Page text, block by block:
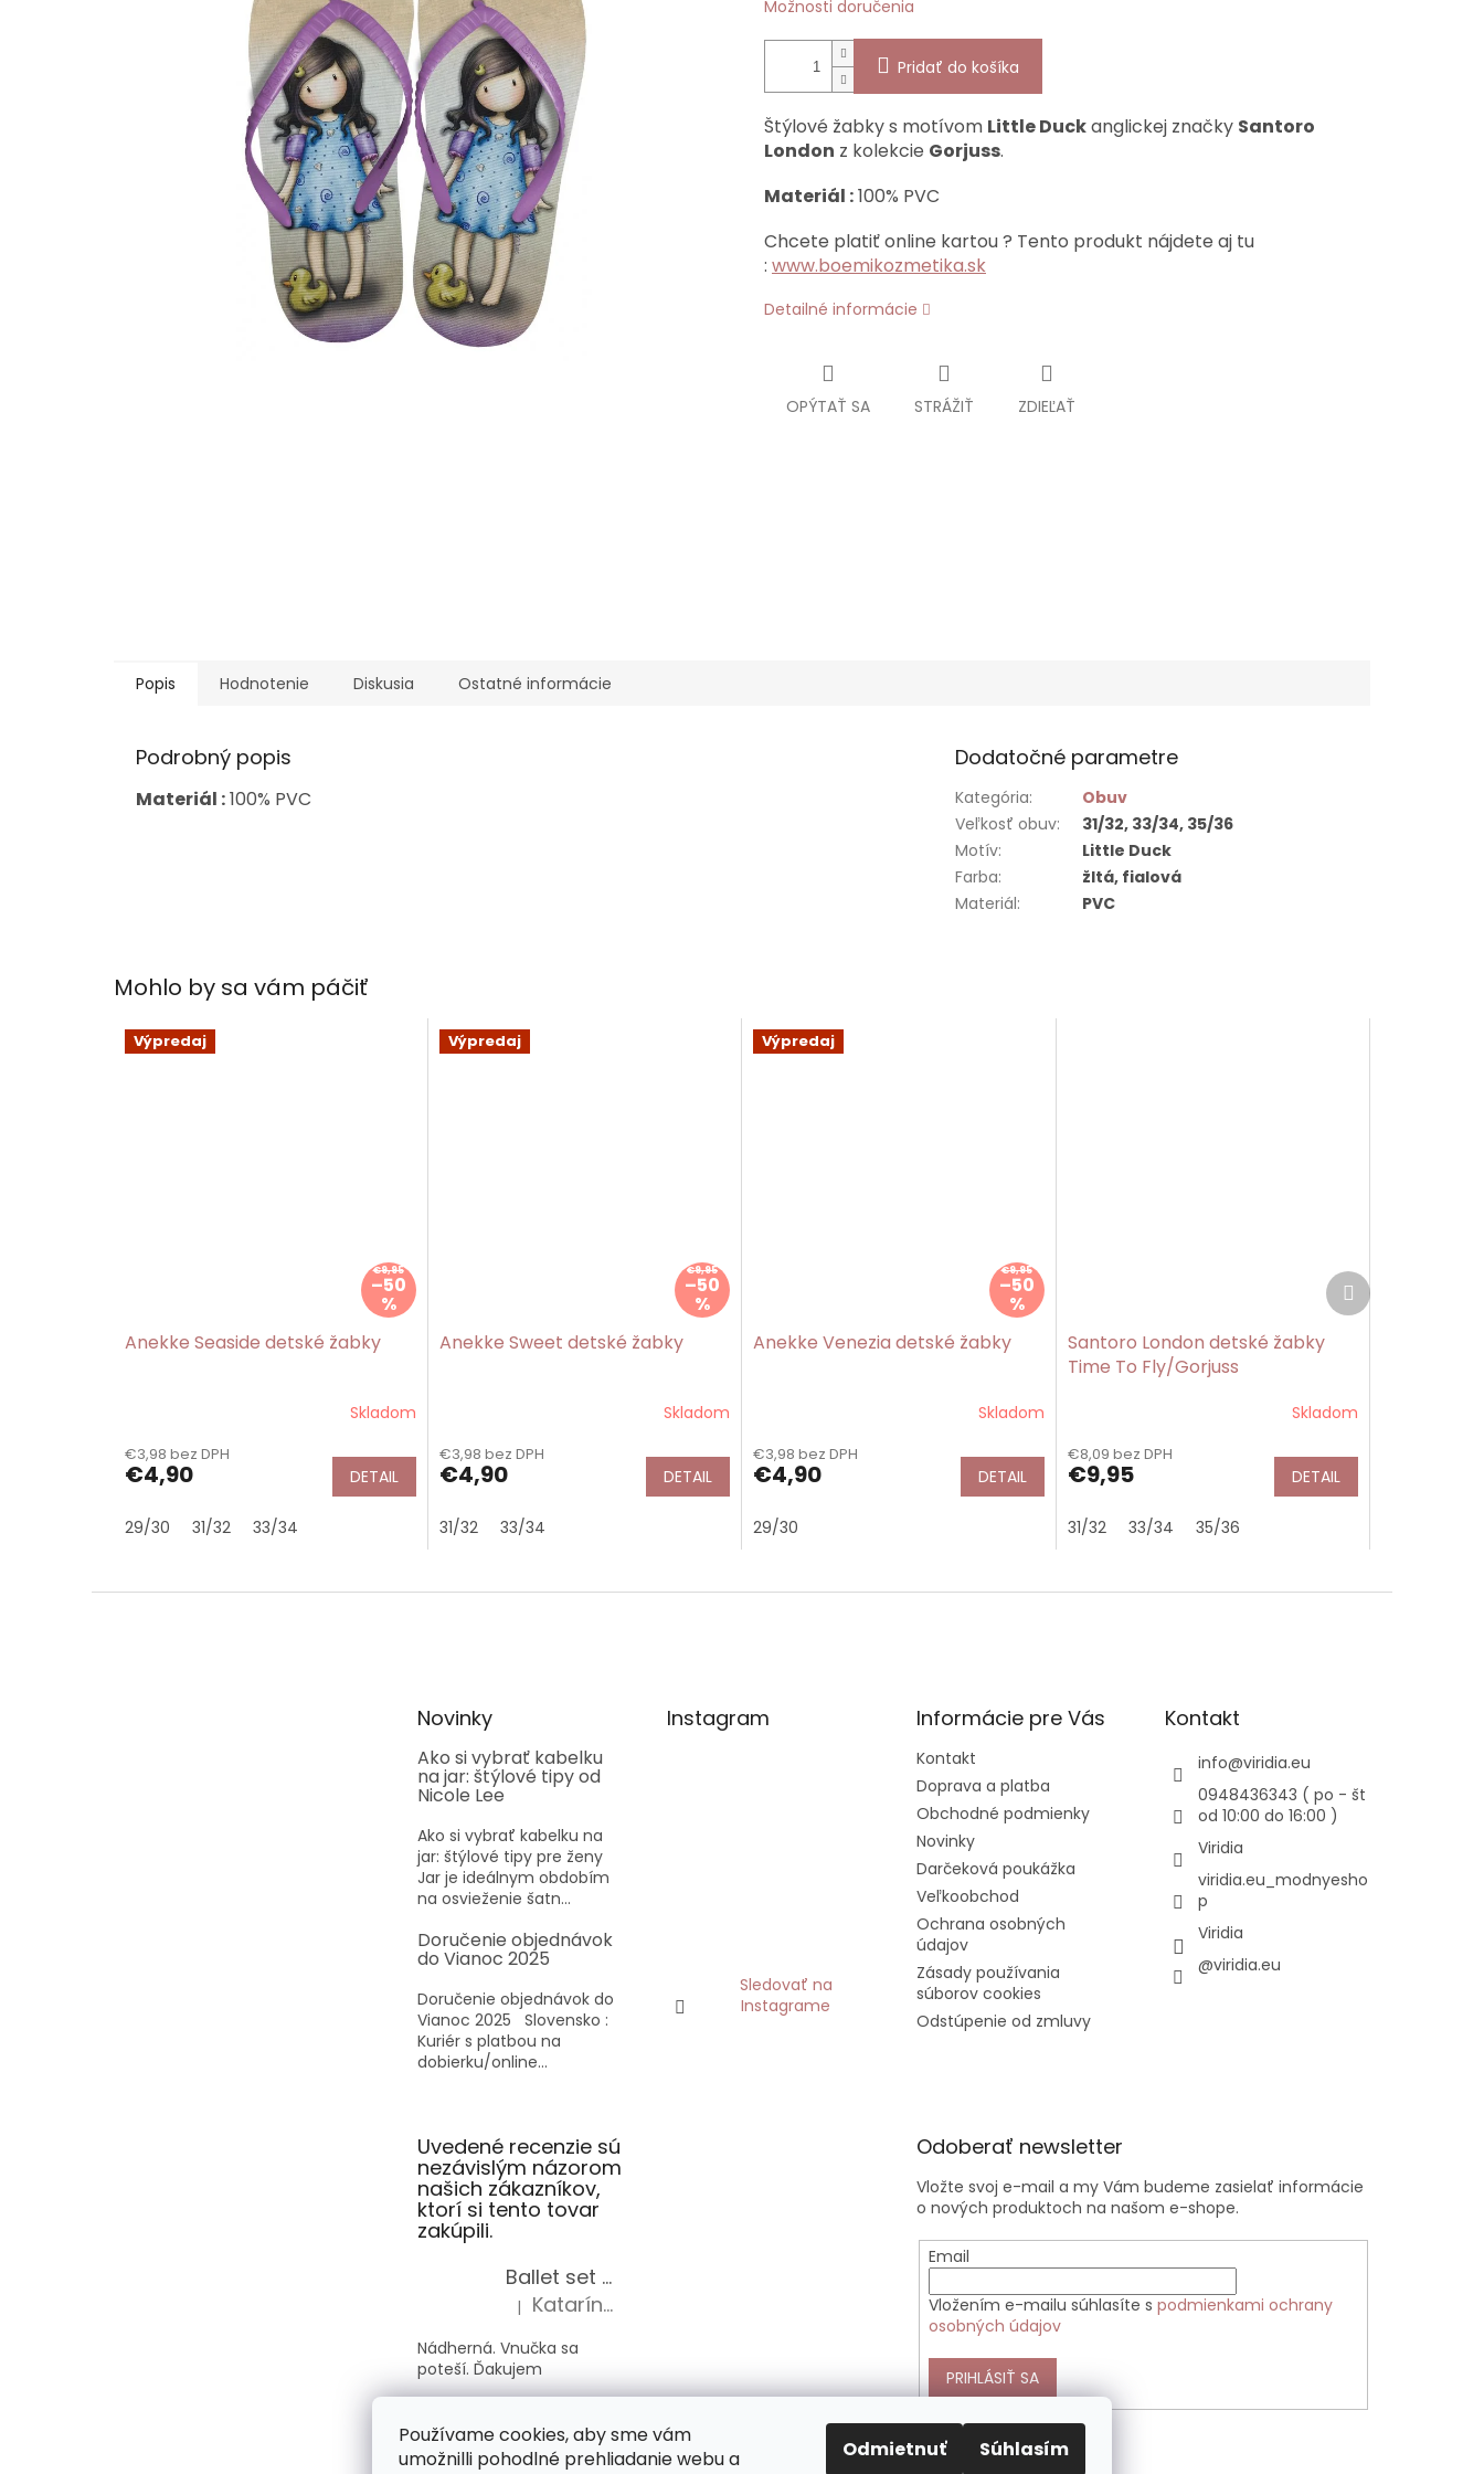
Používame cookies, aby sme vám
umožnilli pohodlné prehliadanie webu a
Odmietnuť Súhlasím
Možnosti doručenia
Pridať do košíka
Štýlové žabky s motívom Little Duckanglickej značky Santoro
London z kolekcie Gorjuss.
Materiál :100% PVC
Chcete platiť online kartou ? Tento produkt nájdete aj tu
: www.boemikozmetika.sk
Detailné informácie
OPÝTAŤ SA STRÁŽIŤ ZDIEĽAŤ
Mohlo by sa vám páčiť
Výpredaj
€9,95
–50
%
Anekke Seaside detské žabky
Skladom
€3,98 bez DPH
€4,90 DETAIL
29/30 31/32 33/34
Výpredaj
€9,95
–50
%
Anekke Sweet detské žabky
Skladom
€3,98 bez DPH
€4,90 DETAIL
31/32 33/34
Výpredaj
€9,95
–50
%
Anekke Venezia detské žabky
Skladom
€3,98 bez DPH
€4,90 DETAIL
29/30
Santoro London detské žabky
Time To Fly/Gorjuss
Skladom
€8,09 bez DPH
€9,95 DETAIL
31/32 33/34 35/36
Ďalší
produkt
Popis Hodnotenie Diskusia Ostatné informácie
Podrobný popis
Materiál :100% PVC
Dodatočné parametre
Kategória:
Obuv
Veľkosť obuv:
31/32, 33/34, 35/36
Motív:
Little Duck
Farba:
žltá, fialová
Materiál: PVC
Novinky
Ako si vybrať kabelku
na jar: štýlové tipy od
Nicole Lee
Ako si vybrať kabelku na
jar: štýlové tipy pre ženy
Jar je ideálnym obdobím
na osvieženie šatn...
Doručenie objednávok
do Vianoc 2025
Doručenie objednávok do
Vianoc 2025 Slovensko :
Kuriér s platbou na
dobierku/online...
Instagram
Sledovať na
Instagrame
Informácie pre Vás
Kontakt
Doprava a platba
Obchodné podmienky
Novinky
Darčeková poukážka
Veľkoobchod
Ochrana osobných
údajov
Zásady používania
súborov cookies
Odstúpenie od zmluvy
Kontakt
info@viridia.eu
0948436343 ( po - št
od 10:00 do 16:00 )
Viridia
viridia.eu_modnyesho
p
Viridia
@viridia.eu
Uvedené recenzie sú
nezávislým názorom
našich zákazníkov,
ktorí si tento tovar
zakúpili.
Ballet set školská taška, nerezová fľaša a plný peračník s motívom baletky pre dievča
Hodnotenie produktu je 5 z 5 hviezdičiek.
| Katarína Sz.
Nádherná. Vnučka sa
poteší. Ďakujem
Hodnotenie produktu je 5 z 5 hviezdičiek.
| Alica Sz.
Odoberať newsletter
Vložte svoj e-mail a my Vám budeme zasielať informácie
o nových produktoch na našom e-shope.
Email
Vložením e-mailu súhlasíte spodmienkami ochrany
osobných údajov
PRIHLÁSIŤ SA